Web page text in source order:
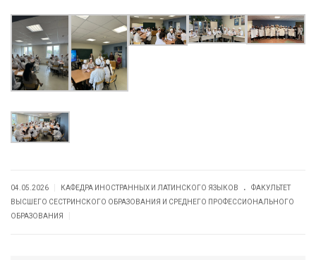
04.05.2026 КАФЕДРА ИНОСТРАННЫХ И ЛАТИНСКОГО ЯЗЫКОВ .
ФАКУЛЬТЕТ
ВЫСШЕГО СЕСТРИНСКОГО ОБРАЗОВАНИЯ И СРЕДНЕГО ПРОФЕССИОНАЛЬНОГО
ОБРАЗОВАНИЯ